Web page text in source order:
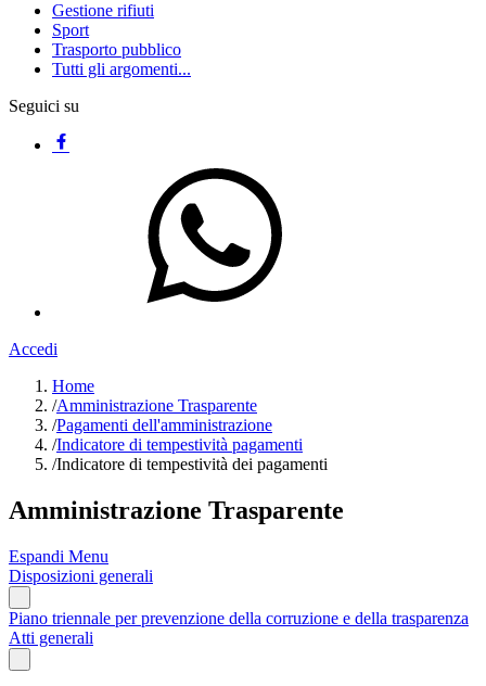
Gestione rifiuti
Sport
Trasporto pubblico
Tutti gli argomenti...
Seguici su
Accedi
Home
/Amministrazione Trasparente
/Pagamenti dell'amministrazione
/Indicatore di tempestività pagamenti
/Indicatore di tempestività dei pagamenti
Amministrazione Trasparente
Espandi Menu
Disposizioni generali
Piano triennale per prevenzione della corruzione e della trasparenza
Atti generali